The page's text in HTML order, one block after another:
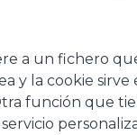
a un fichero
y la cookie
función que